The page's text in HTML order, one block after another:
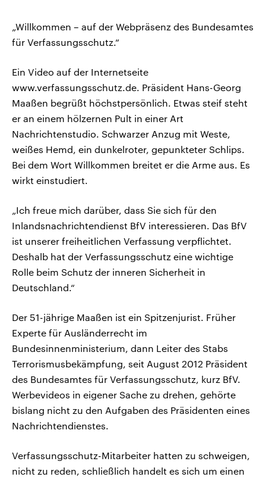
„Willkommen – auf der Webpräsenz des Bundesamtes
für Verfassungsschutz.“
Ein Video auf der Internetseite
www.verfassungsschutz.de. Präsident Hans-Georg
Maaßen begrüßt höchstpersönlich. Etwas steif steht
er an einem hölzernen Pult in einer Art
Nachrichtenstudio. Schwarzer Anzug mit Weste,
weißes Hemd, ein dunkelroter, gepunkteter Schlips.
Bei dem Wort Willkommen breitet er die Arme aus. Es
wirkt einstudiert.
„Ich freue mich darüber, dass Sie sich für den
Inlandsnachrichtendienst BfV interessieren. Das BfV
ist unserer freiheitlichen Verfassung verpflichtet.
Deshalb hat der Verfassungsschutz eine wichtige
Rolle beim Schutz der inneren Sicherheit in
Deutschland.“
Der 51-jährige Maaßen ist ein Spitzenjurist. Früher
Experte für Ausländerrecht im
Bundesinnenministerium, dann Leiter des Stabs
Terrorismusbekämpfung, seit August 2012 Präsident
des Bundesamtes für Verfassungsschutz, kurz BfV.
Werbevideos in eigener Sache zu drehen, gehörte
bislang nicht zu den Aufgaben des Präsidenten eines
Nachrichtendienstes.
Verfassungsschutz-Mitarbeiter hatten zu schweigen,
nicht zu reden, schließlich handelt es sich um einen